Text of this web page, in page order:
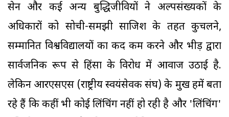
सेन और कई अन्य बुद्धिजीवियों ने अल्पसंख्यकों के
अधिकारों को सोची-समझी साजिश के तहत कुचलने,
सम्मानित विश्वविद्यालयों का कद कम करने और भीड़ द्वारा
सार्वजनिक रूप से हिंसा के विरोध में आवाज उठाई है.
लेकिन आरएसएस (राष्ट्रीय स्वयंसेवक संघ) के प्रमुख हमें बता
रहे हैं कि कहीं भी कोई लिंचिंग नहीं हो रही है और 'लिंचिंग'